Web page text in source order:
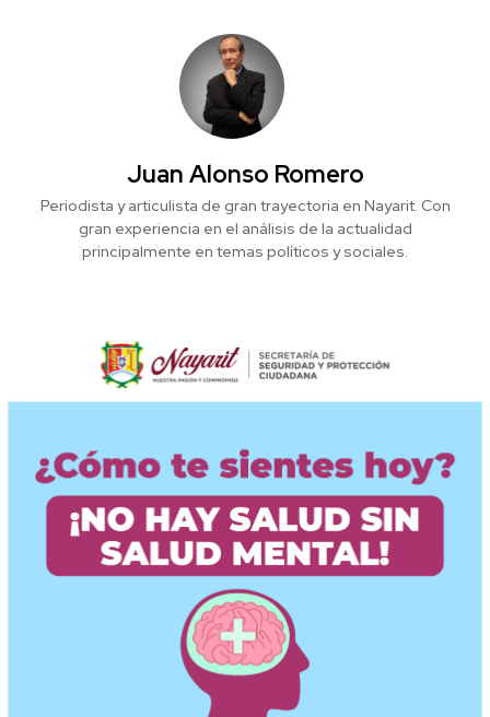
Juan Alonso Romero
Periodista y articulista de gran trayectoria en Nayarit. Con
gran experiencia en el análisis de la actualidad
principalmente en temas políticos y sociales.